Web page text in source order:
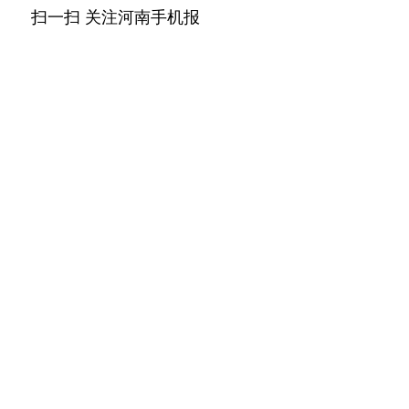
扫一扫 关注河南手机报